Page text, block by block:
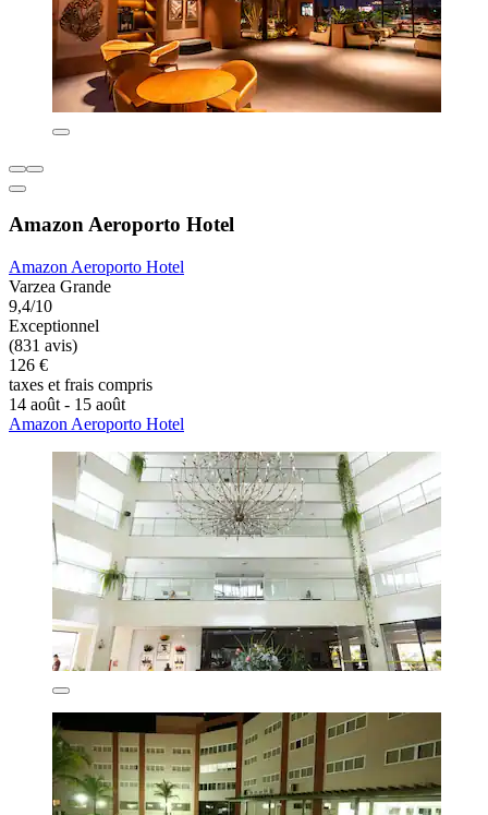
Amazon Aeroporto Hotel
Amazon Aeroporto Hotel
Varzea Grande
9,4/10
Exceptionnel
(831 avis)
126 €
taxes et frais compris
14 août - 15 août
Amazon Aeroporto Hotel